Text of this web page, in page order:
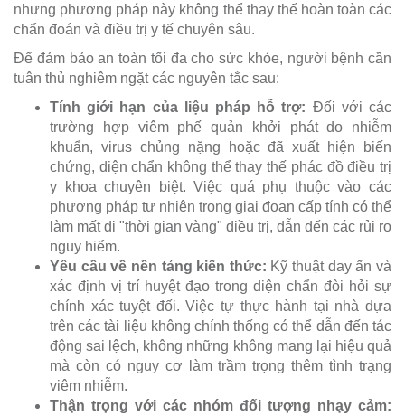
nhưng phương pháp này không thể thay thế hoàn toàn các
chẩn đoán và điều trị y tế chuyên sâu.
Để đảm bảo an toàn tối đa cho sức khỏe, người bệnh cần
tuân thủ nghiêm ngặt các nguyên tắc sau:
Tính giới hạn của liệu pháp hỗ trợ: Đối với các
trường hợp viêm phế quản khởi phát do nhiễm
khuẩn, virus chủng nặng hoặc đã xuất hiện biến
chứng, diện chẩn không thể thay thế phác đồ điều trị
y khoa chuyên biệt. Việc quá phụ thuộc vào các
phương pháp tự nhiên trong giai đoạn cấp tính có thể
làm mất đi "thời gian vàng" điều trị, dẫn đến các rủi ro
nguy hiểm.
Yêu cầu về nền tảng kiến thức: Kỹ thuật day ấn và
xác định vị trí huyệt đạo trong diện chẩn đòi hỏi sự
chính xác tuyệt đối. Việc tự thực hành tại nhà dựa
trên các tài liệu không chính thống có thể dẫn đến tác
động sai lệch, không những không mang lại hiệu quả
mà còn có nguy cơ làm trầm trọng thêm tình trạng
viêm nhiễm.
Thận trọng với các nhóm đối tượng nhạy cảm: